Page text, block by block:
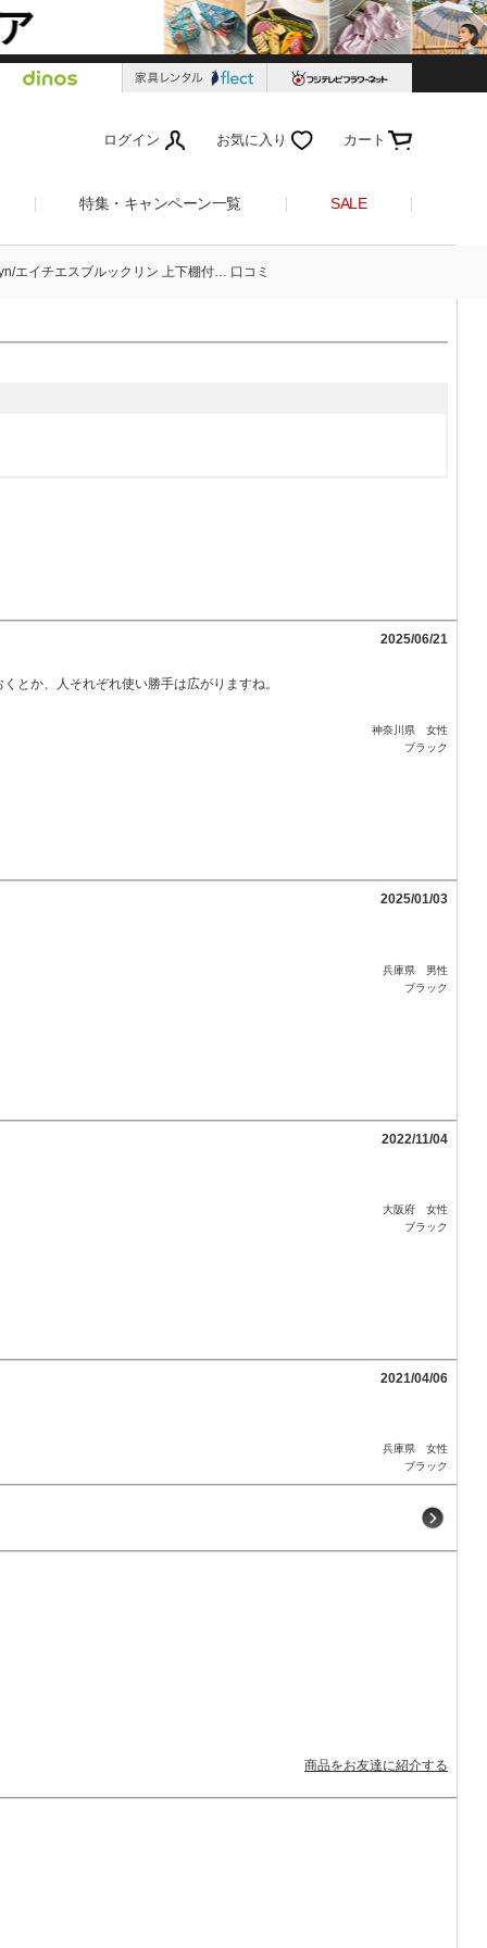
ログイン お気に入り カート
特集・キャンペーン一覧 SALE
エイチエスブルックリン 上下棚付… 口コミ
2025/06/21
とか、人それぞれ使い勝手は広がりますね。
神奈川県 女性
ブラック
2025/01/03
兵庫県 男性
ブラック
2022/11/04
大阪府 女性
ブラック
2021/04/06
兵庫県 女性
ブラック
商品をお友達に紹介する